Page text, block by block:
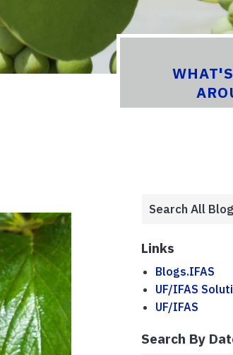
Links
Blogs.IFAS
UF/IFAS
UF/IFAS
Search By